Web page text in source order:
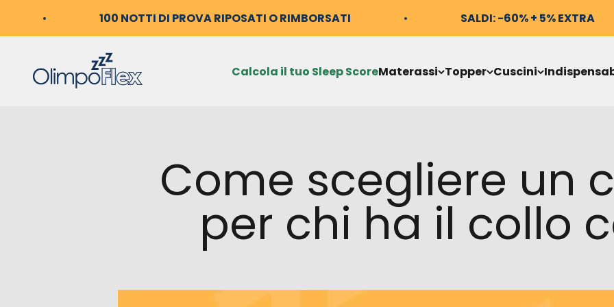
Vai al contenuto100 NOTTI DI PROVA RIPOSATI O RIMBORSATI SALDI: -60% + 5% EXTRA
Calcola il tuo Sleep ScoreMaterassi Topper Cuscini
OlimpoFlex
Come scegliere un
per chi ha il collo